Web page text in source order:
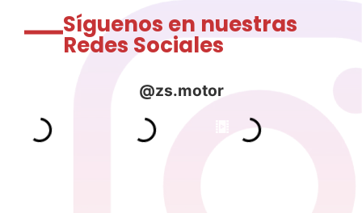
Síguenos en nuestras
Redes Sociales